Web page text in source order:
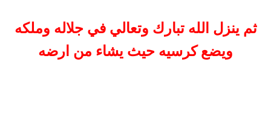
ثم ينزل الله تبارك وتعالي في جلاله وملكه
ويضع كرسيه حيث يشاء من ارضه